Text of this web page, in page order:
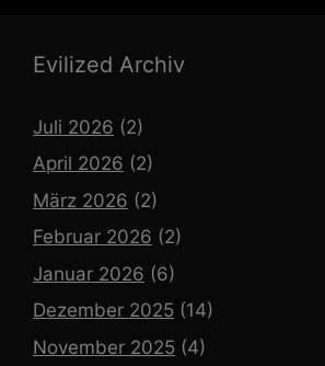
Evilized Archiv
Juli 2026 (2)
April 2026 (2)
März 2026 (2)
Februar 2026 (2)
Januar 2026 (6)
Dezember 2025 (14)
November 2025 (4)